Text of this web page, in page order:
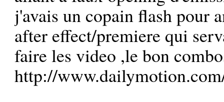
j'avais un copain flash pour
after effect/premiere qui
faire les video ,le bon
http://